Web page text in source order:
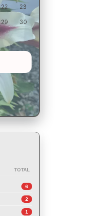
22 23
29 30
TOTAL
6
2
1